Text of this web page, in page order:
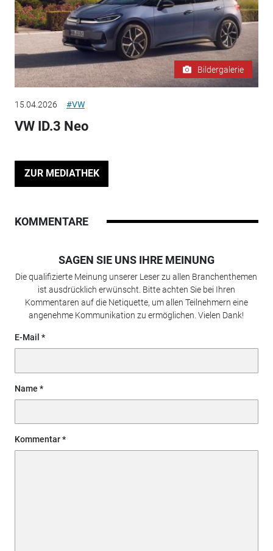
Bildergalerie
15.04.2026 #VW
VW ID.3 Neo
ZUR MEDIATHEK
KOMMENTARE
SAGEN SIE UNS IHRE MEINUNG
Die qualifizierte Meinung unserer Leser zu allen Branchenthemen
ist ausdrücklich erwünscht. Bitte achten Sie bei Ihren
Kommentaren auf die Netiquette, um allen Teilnehmern eine
angenehme Kommunikation zu ermöglichen. Vielen Dank!
E-Mail
Name
Kommentar